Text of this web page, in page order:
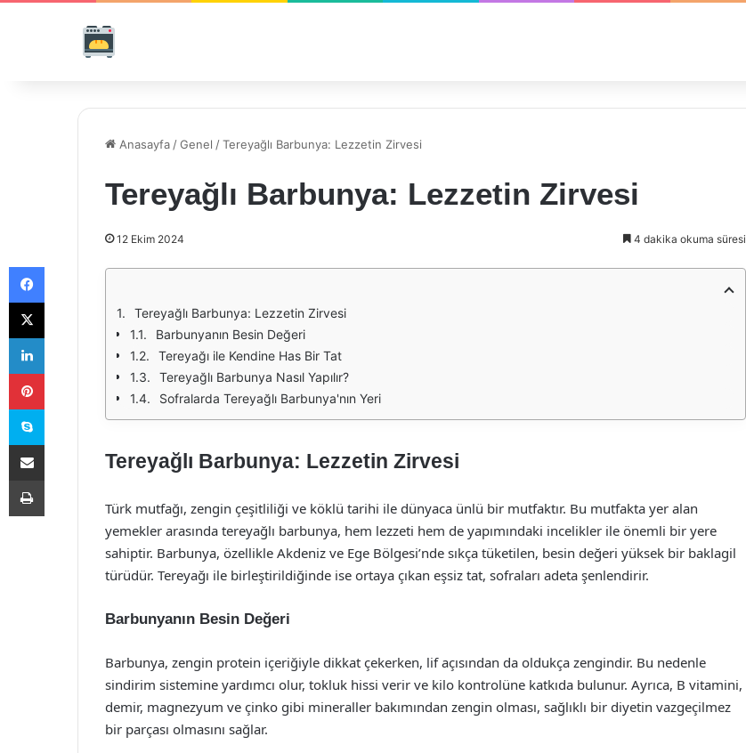
Anasayfa /Genel /Tereyağlı Barbunya: Lezzetin Zirvesi
Tereyağlı Barbunya: Lezzetin Zirvesi
12 Ekim 2024 4 dakika okuma süresi
Tereyağlı Barbunya: Lezzetin Zirvesi
Barbunyanın Besin Değeri
Tereyağı ile Kendine Has Bir Tat
Tereyağlı Barbunya Nasıl Yapılır?
Sofralarda Tereyağlı Barbunya'nın Yeri
Tereyağlı Barbunya: Lezzetin Zirvesi
Türk mutfağı, zengin çeşitliliği ve köklü tarihi ile dünyaca ünlü bir mutfaktır. Bu mutfakta yer alan
yemekler arasında tereyağlı barbunya, hem lezzeti hem de yapımındaki incelikler ile önemli bir yere
sahiptir. Barbunya, özellikle Akdeniz ve Ege Bölgesi’nde sıkça tüketilen, besin değeri yüksek bir baklagil
türüdür. Tereyağı ile birleştirildiğinde ise ortaya çıkan eşsiz tat, sofraları adeta şenlendirir.
Barbunyanın Besin Değeri
Barbunya, zengin protein içeriğiyle dikkat çekerken, lif açısından da oldukça zengindir. Bu nedenle
sindirim sistemine yardımcı olur, tokluk hissi verir ve kilo kontrolüne katkıda bulunur. Ayrıca, B vitamini,
demir, magnezyum ve çinko gibi mineraller bakımından zengin olması, sağlıklı bir diyetin vazgeçilmez
bir parçası olmasını sağlar.
Facebook
X
LinkedIn
Pinterest
Skype
E-Posta ile paylaş